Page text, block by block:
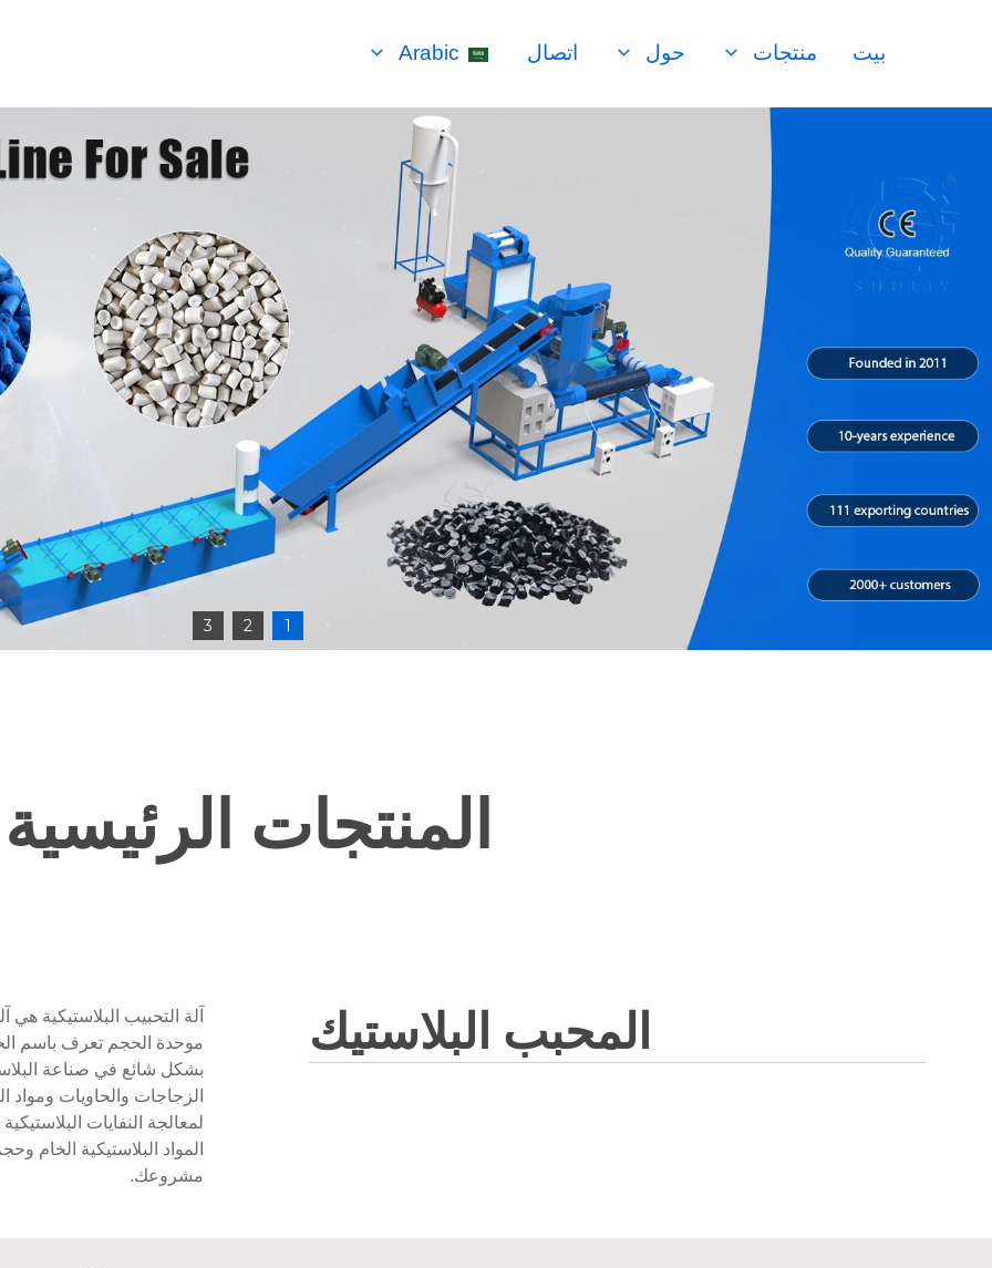
بيت منتجات حول اتصال Arabic
1
2
3
المنتجات الرئيسية
المحبب البلاستيك
آلة التحبيب البلاستيكية
موحدة الحجم تعرف باسم
بشكل شائع في صناعة
الزجاجات والحاويات ومواد
لمعالجة النفايات
المواد البلاستيكية الخام
مشروعك.